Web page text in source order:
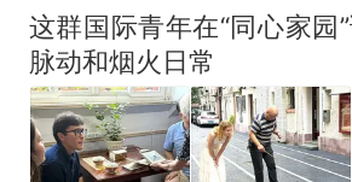
这群国际青年在“同心家园
脉动和烟火日常